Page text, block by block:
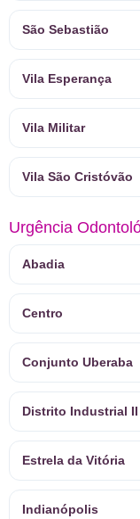
São Sebastião
Vila Esperança
Vila Militar
Vila São Cristóvão
Urgência
Abadia
Centro
Conjunto Uberaba
Distrito Industrial II
Estrela da Vitória
Indianópolis